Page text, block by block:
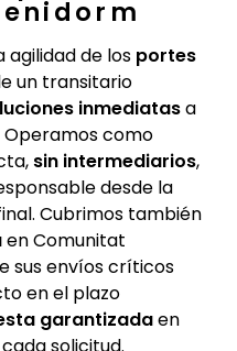
agilidad de los portes
un transitario
inmediatasa
Operamos como
sin intermediarios,
desde la
Cubrimos también
en Comunitat
sus envíos críticos
en el plazo
garantizadaen